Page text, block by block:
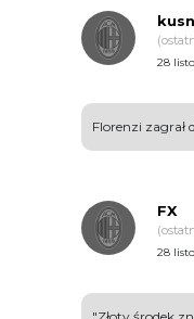
28
Florenzi zagrał
FX
28